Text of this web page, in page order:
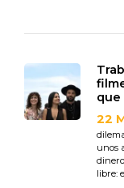
que
22
unos
libre: